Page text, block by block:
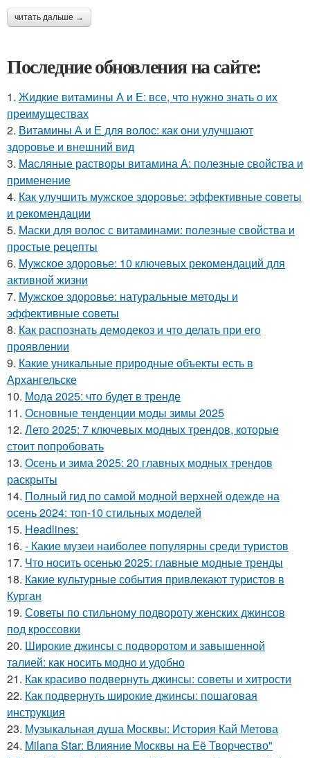
читать дальше →
Последние обновления на сайте:
1. Жидкие витамины А и Е: все, что нужно знать о их
преимуществах
2. Витамины А и Е для волос: как они улучшают
здоровье и внешний вид
3. Масляные растворы витамина А: полезные свойства и
применение
4. Как улучшить мужское здоровье: эффективные советы
и рекомендации
5. Маски для волос с витаминами: полезные свойства и
простые рецепты
6. Мужское здоровье: 10 ключевых рекомендаций для
активной жизни
7. Мужское здоровье: натуральные методы и
эффективные советы
8. Как распознать демодекоз и что делать при его
проявлении
9. Какие уникальные природные объекты есть в
Архангельске
10. Мода 2025: что будет в тренде
11. Основные тенденции моды зимы 2025
12. Лето 2025: 7 ключевых модных трендов, которые
стоит попробовать
13. Осень и зима 2025: 20 главных модных трендов
раскрыты
14. Полный гид по самой модной верхней одежде на
осень 2024: топ-10 стильных моделей
15. Headlines:
16. - Какие музеи наиболее популярны среди туристов
17. Что носить осенью 2025: главные модные тренды
18. Какие культурные события привлекают туристов в
Курган
19. Советы по стильному подвороту женских джинсов
под кроссовки
20. Широкие джинсы с подворотом и завышенной
талией: как носить модно и удобно
21. Как красиво подвернуть джинсы: советы и хитрости
22. Как подвернуть широкие джинсы: пошаговая
инструкция
23. Музыкальная душа Москвы: История Кай Метова
24. Milana Star: Влияние Москвы на Её Творчество"